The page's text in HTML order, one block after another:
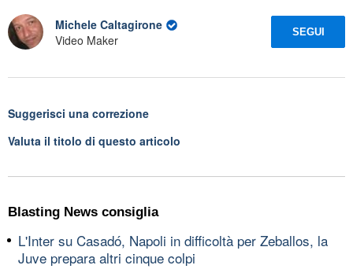
Michele Caltagirone
Video Maker
SEGUI
Suggerisci una correzione
Valuta il titolo di questo articolo
Blasting News consiglia
L'Inter su Casadó, Napoli in difficoltà per Zeballos, la
Juve prepara altri cinque colpi